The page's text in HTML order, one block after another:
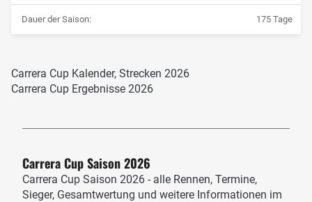
Dauer der Saison: 175 Tage
Carrera Cup Kalender, Strecken 2026
Carrera Cup Ergebnisse 2026
Carrera Cup Saison 2026
Carrera Cup Saison 2026 - alle Rennen, Termine,
Sieger, Gesamtwertung und weitere Informationen im